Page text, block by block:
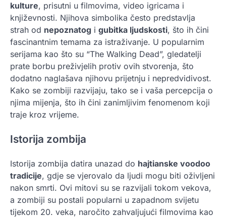
kulture, prisutni u filmovima, video igricama i
književnosti. Njihova simbolika često predstavlja
strah od nepoznatog i gubitka ljudskosti, što ih čini
fascinantnim temama za istraživanje. U popularnim
serijama kao što su “The Walking Dead”, gledatelji
prate borbu preživjelih protiv ovih stvorenja, što
dodatno naglašava njihovu prijetnju i nepredvidivost.
Kako se zombiji razvijaju, tako se i vaša percepcija o
njima mijenja, što ih čini zanimljivim fenomenom koji
traje kroz vrijeme.
Istorija zombija
Istorija zombija datira unazad do hajtianske voodoo
tradicije, gdje se vjerovalo da ljudi mogu biti oživljeni
nakon smrti. Ovi mitovi su se razvijali tokom vekova,
a zombiji su postali popularni u zapadnom svijetu
tijekom 20. veka, naročito zahvaljujući filmovima kao